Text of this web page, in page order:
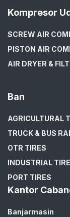
Kompresor
SCREW AIR
PISTON AIR
AIR DRYER &
Ban
AGRICULTURAL
TRUCK & BUS
OTR TIRES
INDUSTRIAL
PORT TIRES
Kantor
Banjarmasin